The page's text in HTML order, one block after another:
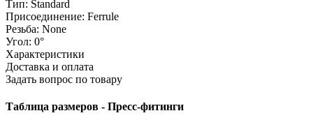
Тип: Standard
Присоединение: Ferrule
Резьба: None
Угол: 0°
Характеристики
Доставка и оплата
Задать вопрос по товару
Таблица размеров - Пресс-фитинги